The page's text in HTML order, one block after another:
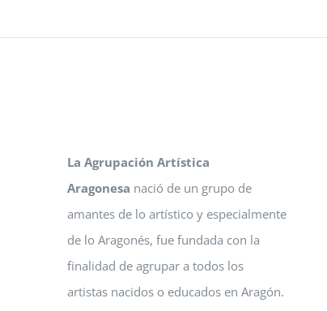
La Agrupación Artística
Aragonesa nació de un grupo de
amantes de lo artístico y especialmente
de lo Aragonés, fue fundada con la
finalidad de agrupar a todos los
artistas nacidos o educados en Aragón.